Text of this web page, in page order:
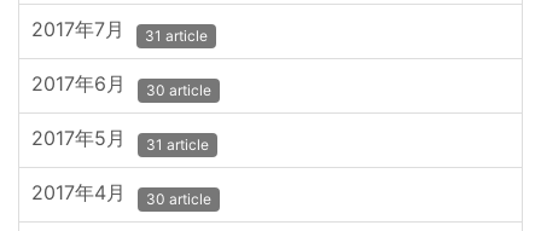
2017年7月 31 article
2017年6月 30 article
2017年5月 31 article
2017年4月 30 article